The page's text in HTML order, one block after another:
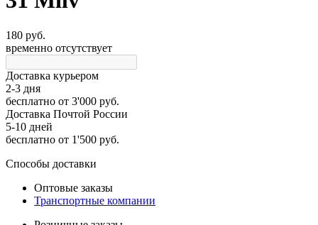
180 руб.
временно отсутствует
Доставка курьером
2-3 дня
бесплатно от 3'000 руб.
Доставка Почтой России
5-10 дней
бесплатно от 1'500 руб.
Способы доставки
Оптовые заказы
Транспортные компании